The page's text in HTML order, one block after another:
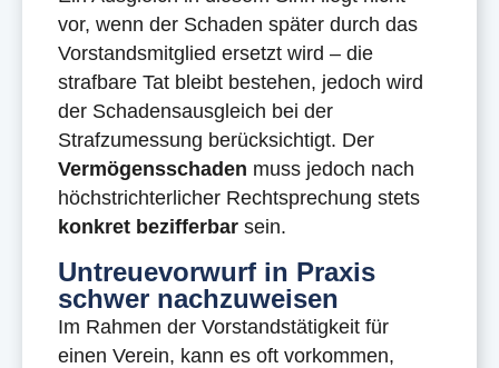
vor, wenn der Schaden später durch das
Vorstandsmitglied ersetzt wird – die
strafbare Tat bleibt bestehen, jedoch wird
der Schadensausgleich bei der
Strafzumessung berücksichtigt. Der
Vermögensschaden muss jedoch nach
höchstrichterlicher Rechtsprechung stets
konkret bezifferbar sein.
Untreuevorwurf in Praxis
schwer nachzuweisen
Im Rahmen der Vorstandstätigkeit für
einen Verein, kann es oft vorkommen,